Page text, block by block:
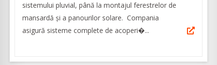
sistemului pluvial, până la montajul ferestrelor de
mansardă și a panourilor solare. Compania
asigură sisteme complete de acoperi�...